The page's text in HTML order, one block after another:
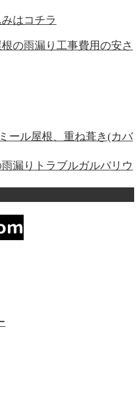
工事費用の安さ
ール屋根、重ね葺き(カバ
ガルバリウ